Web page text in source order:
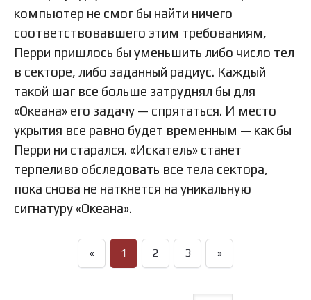
компьютер не смог бы найти ничего
соответствовавшего этим требованиям,
Перри пришлось бы уменьшить либо число тел
в секторе, либо заданный радиус. Каждый
такой шаг все больше затруднял бы для
«Океана» его задачу — спрятаться. И место
укрытия все равно будет временным — как бы
Перри ни старался. «Искатель» станет
терпеливо обследовать все тела сектора,
пока снова не наткнется на уникальную
сигнатуру «Океана».
« 1 2 3 »